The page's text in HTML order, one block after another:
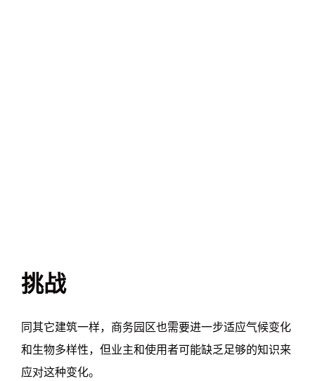
挑战
同其它建筑一样，商务园区也需要进一步适应气候变化
和生物多样性，但业主和使用者可能缺乏足够的知识来
应对这种变化。